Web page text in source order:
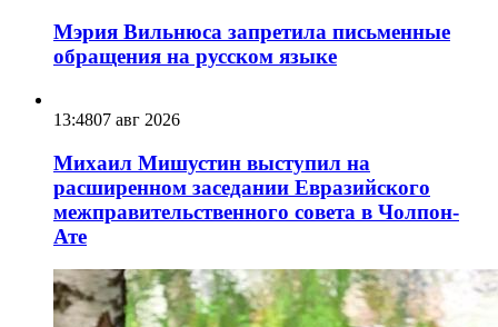
Мэрия Вильнюса запретила письменные
обращения на русском языке
13:4807 авг 2026
Михаил Мишустин выступил на
расширенном заседании Евразийского
межправительственного совета в Чолпон-
Ате